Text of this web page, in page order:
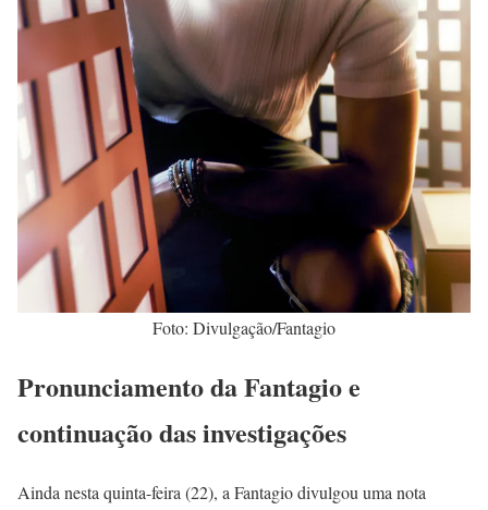
Foto: Divulgação/Fantagio
Pronunciamento da Fantagio e
continuação das investigações
Ainda nesta quinta-feira (22), a Fantagio divulgou uma nota